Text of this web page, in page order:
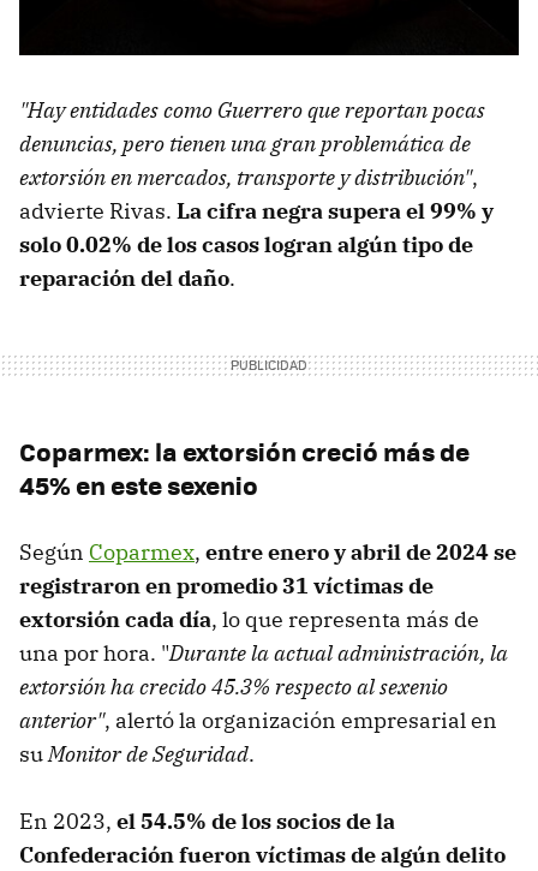
"Hay entidades como Guerrero que reportan pocas
denuncias, pero tienen una gran problemática de
extorsión en mercados, transporte y distribución",
advierte Rivas. La cifra negra supera el 99% y
solo 0.02% de los casos logran algún tipo de
reparación del daño.
Coparmex: la extorsión creció más de
45% en este sexenio
Según Coparmex, entre enero y abril de 2024 se
registraron en promedio 31 víctimas de
extorsión cada día, lo que representa más de
una por hora. "Durante la actual administración, la
extorsión ha crecido 45.3% respecto al sexenio
anterior", alertó la organización empresarial en
suMonitor de Seguridad.
En 2023, el 54.5% de los socios de la
Confederación fueron víctimas de algún delito